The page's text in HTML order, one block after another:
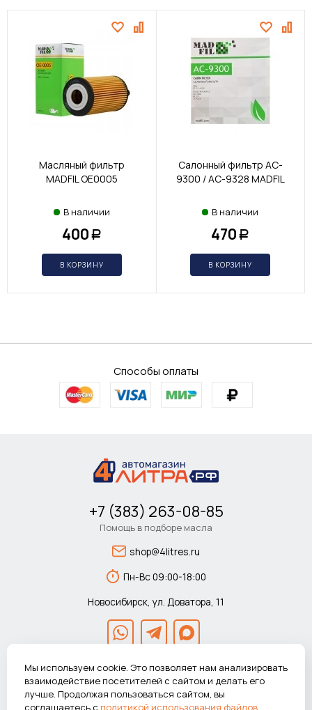
Масляный фильтр
MADFIL OE0005
В наличии
400 Р
В КОРЗИНУ
Салонный фильтр AC-
9300 / AC-9328 MADFIL
В наличии
470 Р
В КОРЗИНУ
Способы оплаты
+7 (383) 263-08-85
Помощь в подборе масла
shop@4litres.ru
Пн-Вс 09:00-18:00
Новосибирск, ул. Доватора, 11
© 2026 Автомагазин 4литра.рф Все права защищены.
Мы используем cookie. Это позволяет нам анализировать
взаимодействие посетителей с сайтом и делать его
лучше. Продолжая пользоваться сайтом, вы
соглашаетесь с политикой использования файлов